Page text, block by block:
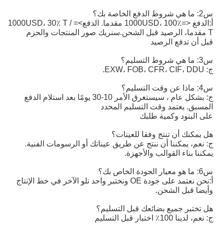
س2: ما هي شروط الدفع الخاصة بك؟
أ:
الدفع <=1000USD، 100٪ مقدما. الدفع>=1000USD، 30٪ T /
T مقدما، الرصيد قبل الشحن.
سنريك صور المنتجات والحزم
قبل أن تدفع الرصيد
س3: ما هي شروط التسليم؟
ج: EXW، FOB، CFR، CIF، DDU.
س4: ماذا عن وقت التسليم؟
ج: بشكل عام ، سيستغرق الأمر 10-30 يومًا بعد استلام الدفع
المسبق. يعتمد وقت التسليم المحدد
على البنود وكمية طلبك
هل يمكنك أن تنتج وفقا للعينات؟
ج: نعم، يمكننا أن ننتج عن طريق عيناتك أو الرسومات الفنية.
يمكننا بناء القوالب والأجهزة.
س6: ما هو معيار الجودة الخاص بك؟
أ:
وأيضا قبل الشحن.
هل تختبر جميع بضائعك قبل التسليم؟
ج: نعم، لدينا 100٪ اختبار قبل التسليم